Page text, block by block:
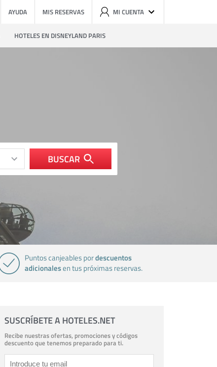
AYUDA MIS RESERVAS MI CUENTA
HOTELES EN DISNEYLAND PARIS
BUSCAR
Puntos canjeables pordescuentos
adicionalesen tus próximas reservas.
SUSCRÍBETE A HOTELES.NET
Recibe nuestras ofertas, promociones y códigos
descuento que tenemos preparado para ti.